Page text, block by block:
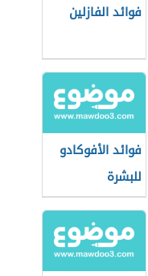
فوائد الفازلين
فوائد الأفوكادو
للبشرة